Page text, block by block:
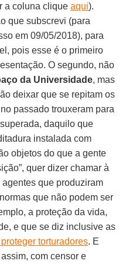
a coluna cliqueaqui).
que subscrevi (para
em 09/05/2018), para
pois esse é o primeiro
O segundo, não
da Universidade, mas
deixar que se repitam os
passado trouxeram para
daquilo que
instalada com
objetos do que a gente
quer dizer chamar à
que produziram
que não podem ser
a proteção da vida,
e que se diz inclusive as
torturadores. E
com censor e